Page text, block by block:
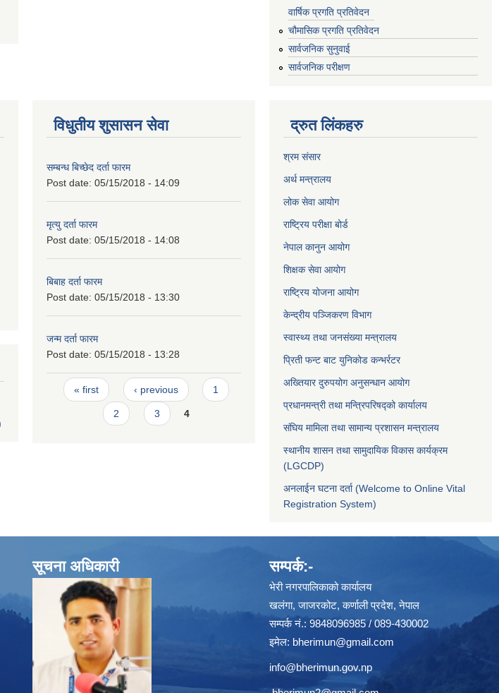
वार्षिक प्रगति प्रतिवेदन
चौमासिक प्रगति प्रतिवेदन
सार्वजनिक सुनुवाई
सार्वजनिक परीक्षण
विधुतीय शुसासन सेवा
सम्बन्ध बिच्छेद दर्ता फारम
Post date: 05/15/2018 - 14:09
मृत्यु दर्ता फारम
Post date: 05/15/2018 - 14:08
बिबाह दर्ता फारम
Post date: 05/15/2018 - 13:30
जन्म दर्ता फारम
Post date: 05/15/2018 - 13:28
Pages
« first ‹ previous 1
2 3 4
द्रुत लिंकहरु
श्रम संसार
अर्थ मन्त्रालय
लोक सेवा आयोग
राष्ट्रिय परीक्षा बोर्ड
नेपाल कानुन आयोग
शिक्षक सेवा आयोग
राष्ट्रिय योजना आयोग
केन्द्रीय पञ्जिकरण विभाग
स्वास्थ्य तथा जनसंख्या मन्त्रालय
प्रिती फन्ट बाट युनिकोड कन्भर्रटर
अख्तियार दुरुपयोग अनुसन्धान आयोग
प्रधानमन्त्री तथा मन्त्रिपरिषद्को कार्यालय
संघिय मामिला तथा सामान्य प्रशासन मन्त्रालय
स्थानीय शासन तथा सामुदायिक विकास कार्यक्रम
(LGCDP)
अनलाईन घटना दर्ता (Welcome to Online Vital
Registration System)
सूचना अधिकारी सम्पर्क:-
भेरी नगरपालिकाको कार्यालय
खलंगा, जाजरकोट, कर्णाली प्रदेश, नेपाल
सम्पर्क नं.: 9848096985 / 089-430002
इमेल: bherimun@gmail.com
info@bherimun.gov.np